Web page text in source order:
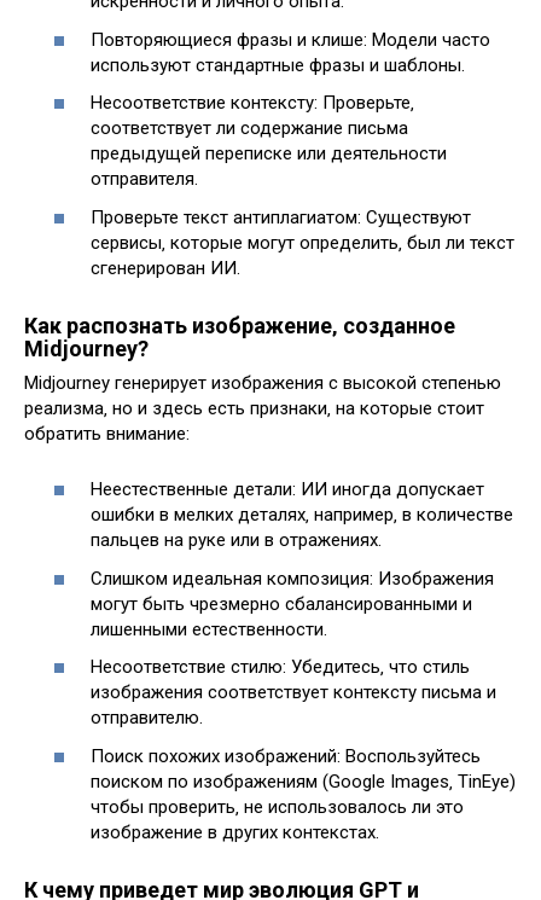
Повторяющиеся фразы и клише: Модели часто
используют стандартные фразы и шаблоны.
Несоответствие контексту: Проверьте‚
соответствует ли содержание письма
предыдущей переписке или деятельности
отправителя.
Проверьте текст антиплагиатом: Существуют
сервисы‚ которые могут определить‚ был ли текст
сгенерирован ИИ.
Как распознать изображение‚ созданное
Midjourney?
Midjourney генерирует изображения с высокой степенью
реализма‚ но и здесь есть признаки‚ на которые стоит
обратить внимание:
Неестественные детали: ИИ иногда допускает
ошибки в мелких деталях‚ например‚ в количестве
пальцев на руке или в отражениях.
Слишком идеальная композиция: Изображения
могут быть чрезмерно сбалансированными и
лишенными естественности.
Несоответствие стилю: Убедитесь‚ что стиль
изображения соответствует контексту письма и
отправителю.
Поиск похожих изображений: Воспользуйтесь
поиском по изображениям (Google Images‚ TinEye)
чтобы проверить‚ не использовалось ли это
изображение в других контекстах.
К чему приведет мир эволюция GPT и